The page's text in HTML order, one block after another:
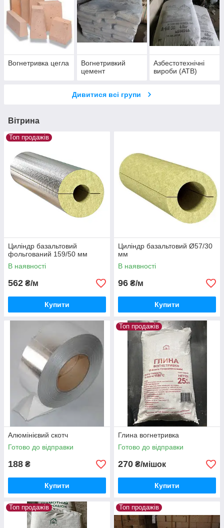
Вогнетривка цегла
Вогнетривкий
цемент
Азбестотехнічні
вироби (АТВ)
Дивитися всі групи
Вітрина
Топ продажів
Циліндр базальтовий
фольгований 159/50 мм
В наявності
562 ₴/м
Купити
Циліндр базальтовий Ø57/30
мм
В наявності
96 ₴/м
Купити
Алюмінієвий скотч
Готово до відправки
188 ₴
Купити
Топ продажів
Глина вогнетривка
Готово до відправки
270 ₴/мішок
Купити
Топ продажів Топ продажів